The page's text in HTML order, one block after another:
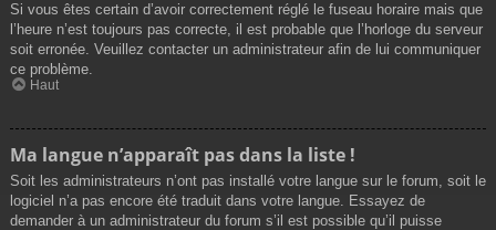
Si vous êtes certain d’avoir correctement réglé le fuseau horaire mais que
l’heure n’est toujours pas correcte, il est probable que l’horloge du serveur
soit erronée. Veuillez contacter un administrateur afin de lui communiquer
ce problème.
Haut
Ma langue n’apparaît pas dans la liste !
Soit les administrateurs n’ont pas installé votre langue sur le forum, soit le
logiciel n’a pas encore été traduit dans votre langue. Essayez de
demander à un administrateur du forum s’il est possible qu’il puisse